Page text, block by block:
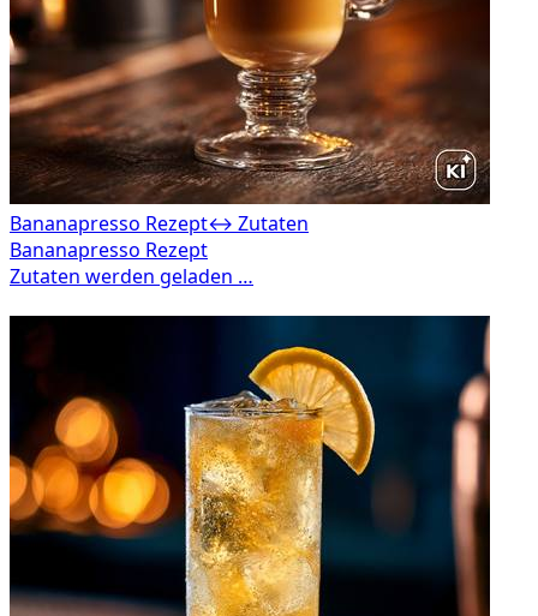
Bananapresso Rezept↔ Zutaten